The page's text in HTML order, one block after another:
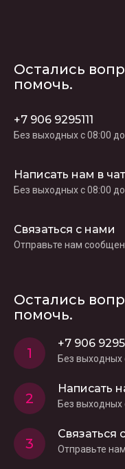
Остались
помочь.
+7 906 9295111
Без выходных c 08:00
Написать нам в чат
Без выходных c 08:00
Связаться с нами
Отправьте нам
Остались
помочь.
1
+7 906
Без выходных
2
Написать
Без выходных
3
Связаться
Отправьте